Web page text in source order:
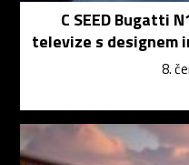
C SEED Bugatti
televize s designem
8.